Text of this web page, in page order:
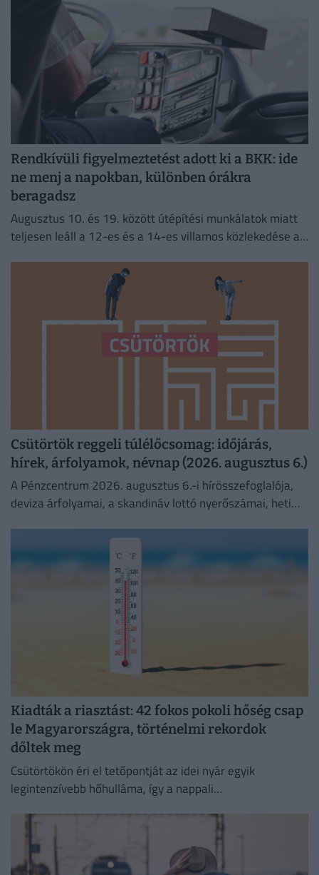
Rendkívüli figyelmeztetést adott ki a BKK: ide
ne menj a napokban, különben órákra
beragadsz
Augusztus 10. és 19. között útépítési munkálatok miatt
teljesen leáll a 12-es és a 14-es villamos közlekedése a
Csütörtök reggeli túlélőcsomag: időjárás,
hírek, árfolyamok, névnap (2026. augusztus 6.)
A Pénzcentrum 2026. augusztus 6.-i hírösszefoglalója,
deviza árfolyamai, a skandináv lottó nyerőszámai, heti
Kiadták a riasztást: 42 fokos pokoli hőség csap
le Magyarországra, történelmi rekordok
dőltek meg
Csütörtökön éri el tetőpontját az idei nyár egyik
legintenzívebb hőhulláma, így a nappali